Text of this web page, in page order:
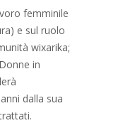
femminile
e sul ruolo
wixarika;
in
dalla sua